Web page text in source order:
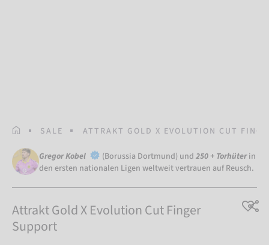
STARTSEITE
SALE ATTRAKT GOLD X EVOLUTION CUT
Gregor Kobel (Borussia Dortmund) und 250 + Torhüter in
den ersten nationalen Ligen weltweit vertrauen auf Reusch.
Attrakt Gold X Evolution Cut Finger
Support